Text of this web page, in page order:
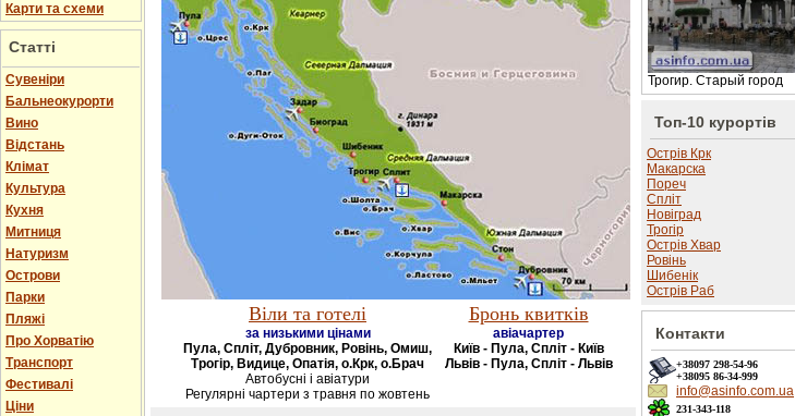
Карти та схеми
Статті
Cувеніри
Бальнеокурорти
Вино
Відстань
Клімат
Культура
Кухня
Митниця
Натуризм
Острови
Парки
Пляжі
Про Хорватію
Транспорт
Фестивалі
Ціни
Віли та готелі
за низькими цінами
Пула, Спліт, Дубровник, Ровінь, Омиш,
Трогір, Видице, Опатія, о.Крк, о.Брач
Автобусні і авіатури
Регулярні чартери з травня по жовтень
Бронь квитків
авіачартер
Київ - Пула, Спліт - Київ
Львів - Пула, Спліт - Львів
Трогир. Старый город
Топ-10 курортів
Острів Крк
Макарска
Пореч
Спліт
Новіград
Трогір
Острів Хвар
Ровінь
Шибенік
Острів Раб
Контакти
+38097 298-54-96
+38095 86-34-999
info@asinfo.com.ua
231-343-118